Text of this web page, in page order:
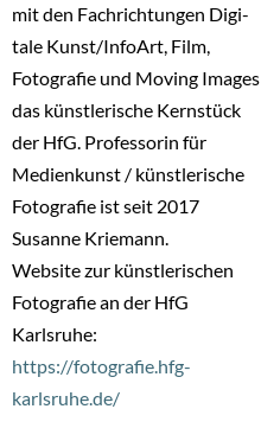
mit den Fachrichtungen Digi­
tale Kunst/InfoArt, Film,
Fotografie und Moving Images
das künstleri­sche Kernstück
der HfG. Professorin für
Medienkunst / künstlerische
Fotografie ist seit 2017
Susanne Kriemann.
Website zur künstlerischen
Fotografie an der HfG
Karlsruhe:
https://fotografie.hfg-
karlsruhe.de/